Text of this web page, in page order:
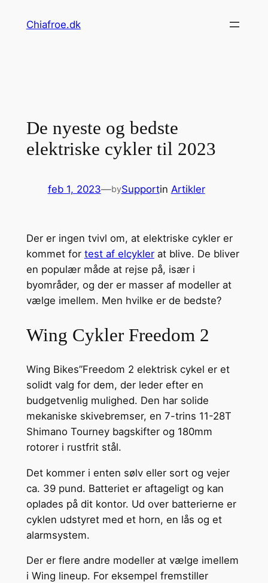
Chiafroe.dk
De nyeste og bedste
elektriske cykler til 2023
feb 1, 2023—bySupportin Artikler
Der er ingen tvivl om, at elektriske cykler er
kommet for test af elcyklerat blive. De bliver
en populær måde at rejse på, især i
byområder, og der er masser af modeller at
vælge imellem. Men hvilke er de bedste?
Wing Cykler Freedom 2
Wing Bikes”Freedom 2 elektrisk cykel er et
solidt valg for dem, der leder efter en
budgetvenlig mulighed. Den har solide
mekaniske skivebremser, en 7-trins 11-28T
Shimano Tourney bagskifter og 180mm
rotorer i rustfrit stål.
Det kommer i enten sølv eller sort og vejer
ca. 39 pund. Batteriet er aftageligt og kan
oplades på dit kontor. Ud over batterierne er
cyklen udstyret med et horn, en lås og et
alarmsystem.
Der er flere andre modeller at vælge imellem
i Wing lineup. For eksempel fremstiller